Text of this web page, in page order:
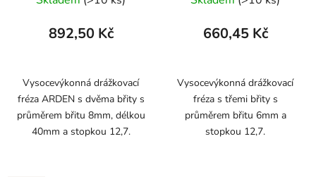
892,50 Kč
Vysocevýkonná drážkovací
fréza ARDEN s dvěma břity s
průměrem břitu 8mm, délkou
40mm a stopkou 12,7.
660,45 Kč
Vysocevýkonná drážkovací
fréza s třemi břity s
průměrem břitu 6mm a
stopkou 12,7.